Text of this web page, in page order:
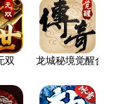
双 龙城秘境觉醒合击